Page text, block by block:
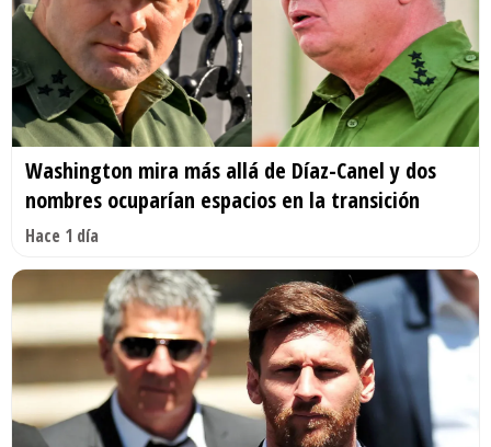
Washington mira más allá de Díaz-Canel y dos
nombres ocuparían espacios en la transición
Hace 1 día